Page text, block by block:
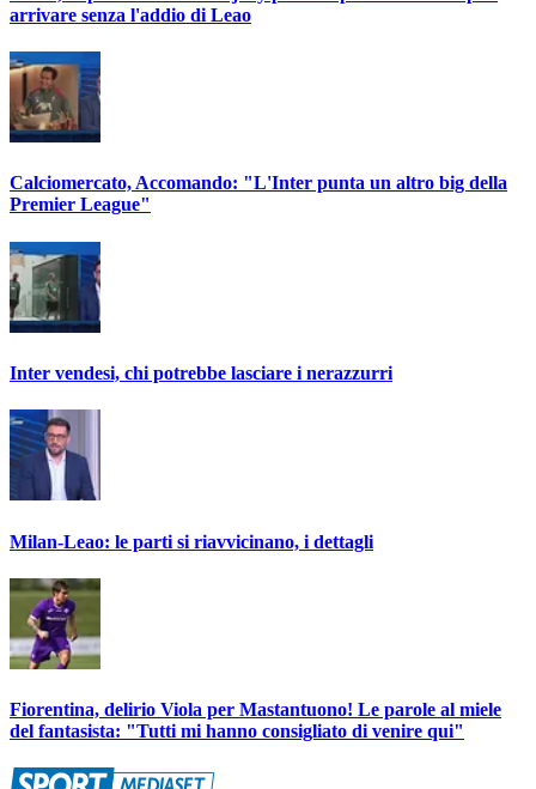
arrivare senza l'addio di Leao
Calciomercato, Accomando: "L'Inter punta un altro big della
Premier League"
Inter vendesi, chi potrebbe lasciare i nerazzurri
Milan-Leao: le parti si riavvicinano, i dettagli
Fiorentina, delirio Viola per Mastantuono! Le parole al miele
del fantasista: "Tutti mi hanno consigliato di venire qui"